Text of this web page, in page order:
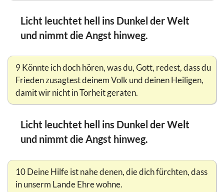
Licht leuchtet hell ins Dunkel der Welt
und nimmt die Angst hinweg.
9 Könnte ich doch hören, was du, Gott, redest, dass du
Frieden zusagtest deinem Volk und deinen Heiligen,
damit wir nicht in Torheit geraten.
Licht leuchtet hell ins Dunkel der Welt
und nimmt die Angst hinweg.
10 Deine Hilfe ist nahe denen, die dich fürchten, dass
in unserm Lande Ehre wohne.